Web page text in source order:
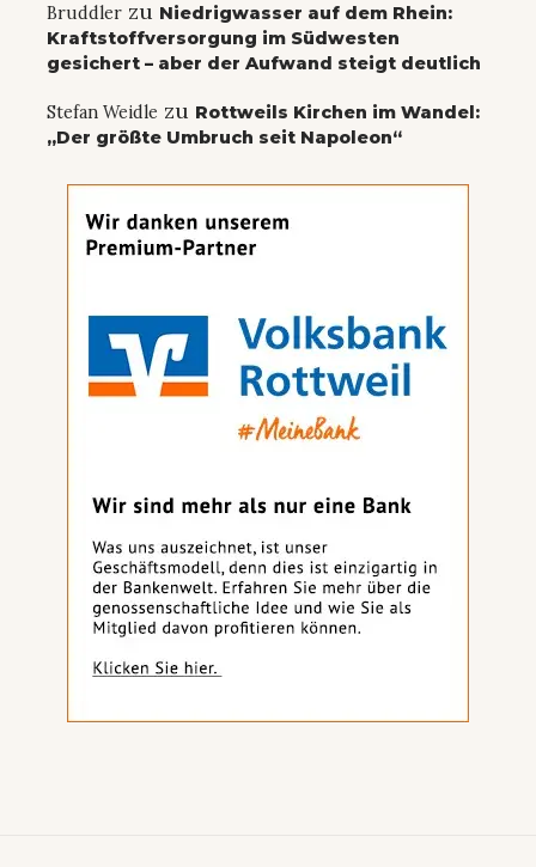
Bruddler zu Niedrigwasser auf dem Rhein:
Kraftstoffversorgung im Südwesten
gesichert – aber der Aufwand steigt deutlich
Stefan Weidle zu Rottweils Kirchen im Wandel:
„Der größte Umbruch seit Napoleon“